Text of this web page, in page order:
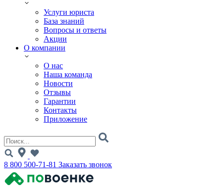
Услуги юриста
База знаний
Вопросы и ответы
Акции
О компании
О нас
Наша команда
Новости
Отзывы
Гарантии
Контакты
Приложение
8 800 500-71-81 Заказать звонок